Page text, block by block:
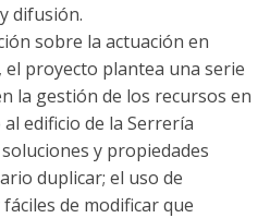
difusión.
sobre la actuación en
proyecto plantea una serie
la gestión de los recursos en
edificio de la Serrería
y propiedades
duplicar; el uso de
de modificar que